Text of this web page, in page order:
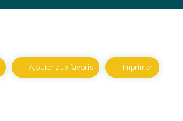
Ajouter aux favoris Imprimer